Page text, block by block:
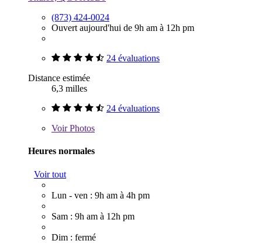
(873) 424-0024
Ouvert aujourd'hui de 9h am à 12h pm
24 évaluations
Distance estimée
6,3 milles
24 évaluations
VoirPhotos
Heures normales
Voir tout
Lun - ven : 9h am à 4h pm
Sam : 9h am à 12h pm
Dim : fermé